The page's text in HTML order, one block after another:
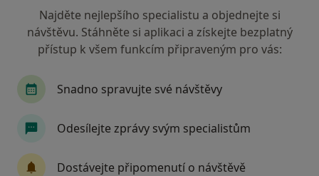
Najděte nejlepšího specialistu a objednejte si
návštěvu. Stáhněte si aplikaci a získejte bezplatný
přístup k všem funkcím připraveným pro vás:
Snadno spravujte své návštěvy
Odesílejte zprávy svým specialistům
Dostávejte připomenutí o návštěvě
Jak řadíme výsledky vyhledávání?
MUDr. Zoltán Kerekes